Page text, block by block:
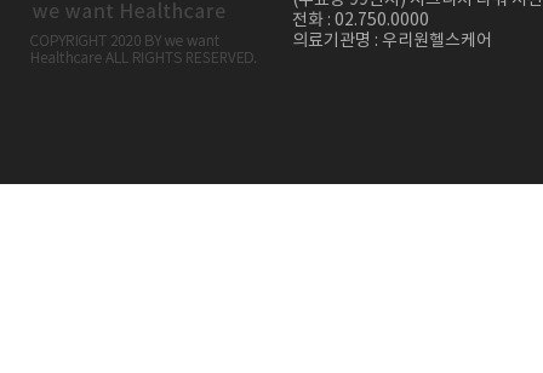
전화 : 02.750.0000
의료기관명 : 우리원헬스케어